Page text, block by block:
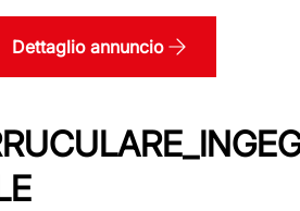
Dettaglio annuncio